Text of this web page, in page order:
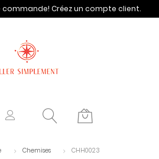
commande! Créez un compte client.
Chemises CHH0023